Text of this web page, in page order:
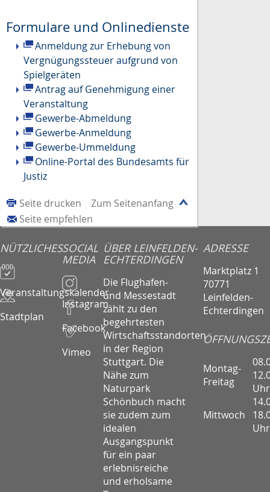
Formulare und Onlinedienste
Anmeldung zur Erhebung von
Vergnügungssteuer aufgrund von
Spielgeräten
Antrag auf Genehmigung einer
Veranstaltung
Gewerbe-Abmeldung
Gewerbe-Anmeldung
Gewerbe-Ummeldung
Online-Portal des Bundesamts für
Justiz
Zum Seitenanfang
Seite drucken
Seite empfehlen
NÜTZLICHES
Veranstaltungskalender
Stadtplan
SOCIAL
MEDIA
Instagram
Facebook
Vimeo
ÜBER LEINFELDEN-
ECHTERDINGEN
Die Flughafen-
und Messestadt
zählt zu den
begehrtesten
Wirtschaftsstandorten
in der Region
Stuttgart. Die
Nähe zum
Naturpark
Schönbuch macht
sie zudem zum
idealen
Ausgangspunkt
für ein paar
erlebnisreiche
und erholsame
ADRESSE
Marktplatz 1
70771
Leinfelden-
Echterdingen
Montag-
Freitag
Uhr
Mittwoch
Uhr